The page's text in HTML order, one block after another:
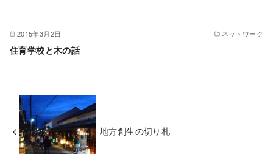
2015年3月2日 ネットワーク
住育学校と木の話
地方創生の切り札